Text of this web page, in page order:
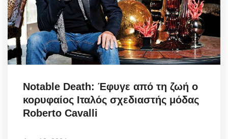
Notable Death: Έφυγε από τη ζωή ο
κορυφαίος Ιταλός σχεδιαστής μόδας
Roberto Cavalli